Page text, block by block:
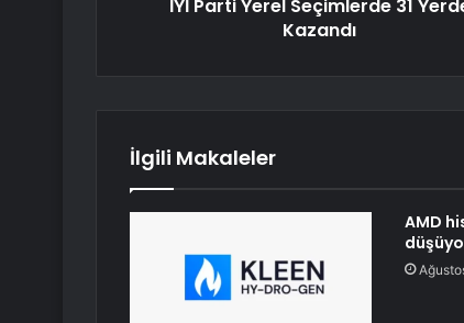
İYİ Parti Yerel Seçimlerde 31
Kazandı
İlgili Makaleler
AMD